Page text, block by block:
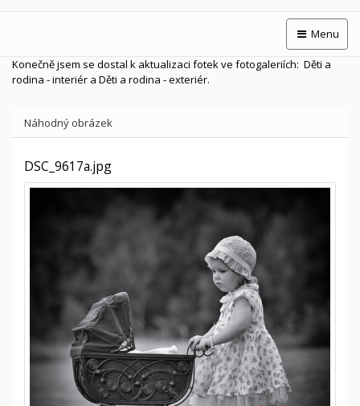
Menu
Konečně jsem se dostal k aktualizaci fotek ve fotogaleriích: Děti a
rodina - interiér a Děti a rodina - exteriér.
Náhodný obrázek
DSC_9617a.jpg